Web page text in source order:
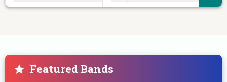
Featured Bands
Prestige The Band